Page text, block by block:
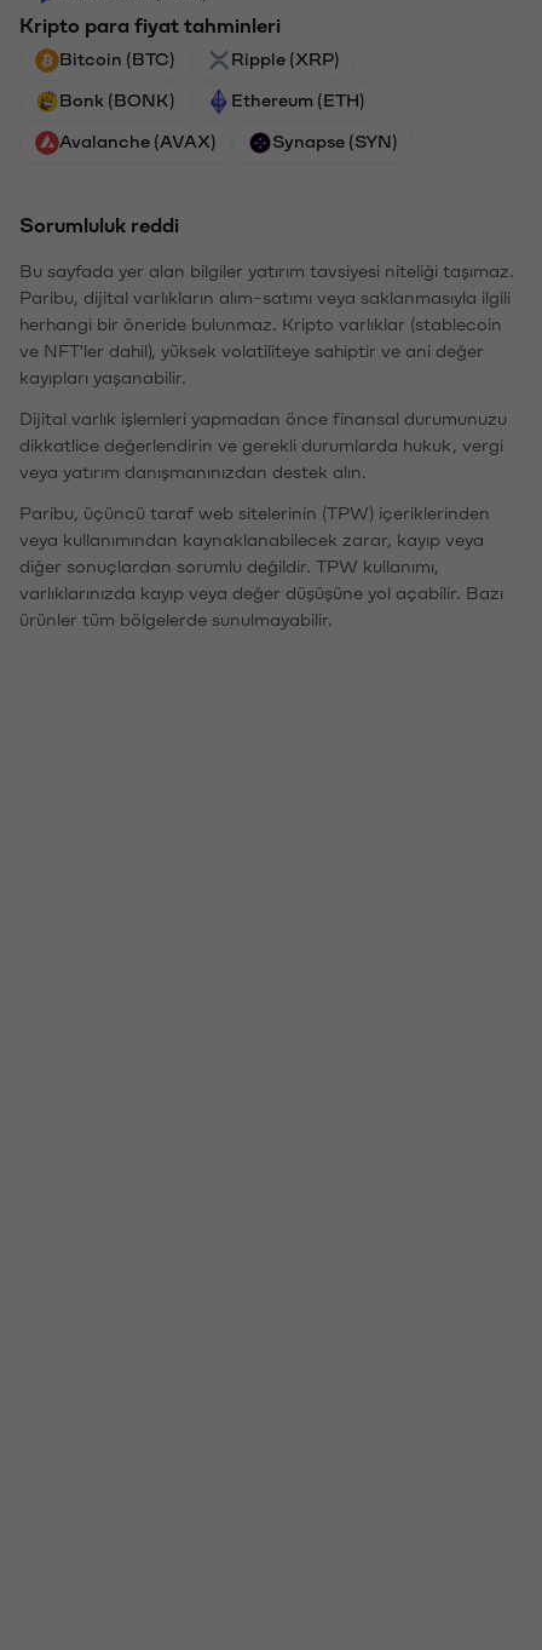
Kripto para fiyat tahminleri
Bitcoin (BTC) Ripple (XRP)
Bonk (BONK) Ethereum (ETH)
Avalanche (AVAX) Synapse (SYN)
Sorumluluk reddi
Bu sayfada yer alan bilgiler yatırım tavsiyesi niteliği taşımaz.
Paribu, dijital varlıkların alım-satımı veya saklanmasıyla ilgili
herhangi bir öneride bulunmaz. Kripto varlıklar (stablecoin
ve NFT'ler dahil), yüksek volatiliteye sahiptir ve ani değer
kayıpları yaşanabilir.
Dijital varlık işlemleri yapmadan önce finansal durumunuzu
dikkatlice değerlendirin ve gerekli durumlarda hukuk, vergi
veya yatırım danışmanınızdan destek alın.
Paribu, üçüncü taraf web sitelerinin (TPW) içeriklerinden
veya kullanımından kaynaklanabilecek zarar, kayıp veya
diğer sonuçlardan sorumlu değildir. TPW kullanımı,
varlıklarınızda kayıp veya değer düşüşüne yol açabilir. Bazı
ürünler tüm bölgelerde sunulmayabilir.